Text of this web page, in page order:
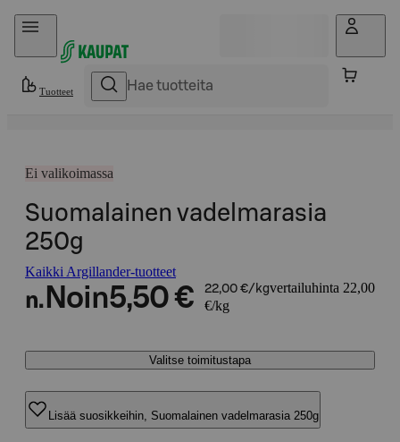
Hyppää sisältöön
Tuotteet
Ei valikoimassa
Suomalainen vadelmarasia
250g
Kaikki Argillander-tuotteet
n. Noin5,50 € 22,00 €/kgvertailuhinta 22,00
€/kg
Valitse toimitustapa
Lisää suosikkeihin, Suomalainen vadelmarasia 250g